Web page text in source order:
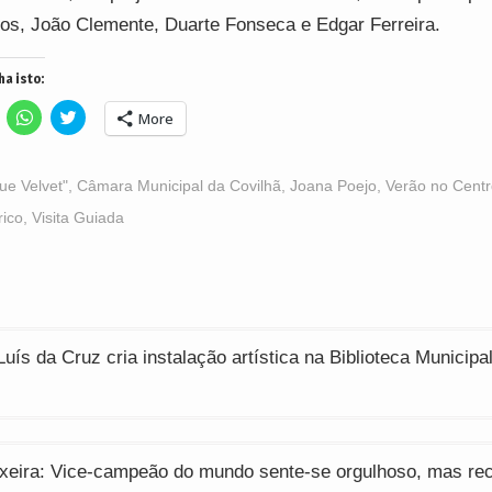
João Clemente, Duarte Fonseca e Edgar Ferreira.
isto:
Click
to
(Opens
new
window)
Click
to
(Opens
new
window)
More
Velvet", Câmara Municipal da Covilhã, Joana Poejo, Verão no
, Visita Guiada
da Cruz cria instalação artística na Biblioteca
Vice-campeão do mundo sente-se orgulhoso, mas